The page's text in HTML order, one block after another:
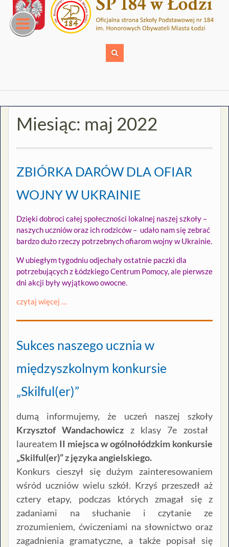
content
Miesiąc: maj 2022
ZBIÓRKA DARÓW DLA OFIAR
WOJNY W UKRAINIE
Dzięki dobroci całej społeczności lokalnej naszej szkoły –
naszych uczniów oraz ich rodziców – udało nam się zebrać
bardzo dużo rzeczy potrzebnych ofiarom wojny w Ukrainie.
W ubiegłym tygodniu odjechały ostatnie paczki dla
potrzebujących z Łódzkiego Centrum Pomocy, ale pierwsze
dni akcji były wyjątkowo owocne.
czytaj więcej …
Sukces naszego ucznia w
międzyszkolnym konkursie
„Skilful(er)”
dumą informujemy, że uczeń naszej szkoły
Krzysztof Wandachowicz z klasy 7e został
laureatem II miejsca w ogólnołódzkim konkursie
„Skilful(er)” z języka angielskiego.
Konkurs cieszył się dużym zainteresowaniem
wśród uczniów wielu szkół. Krzyś przeszedł aż
cztery etapy, podczas których zmagał się z
zadaniami na słuchanie i czytanie ze
zrozumieniem, ćwiczeniami na słownictwo oraz
zagadnienia gramatyczne, a także popisał się